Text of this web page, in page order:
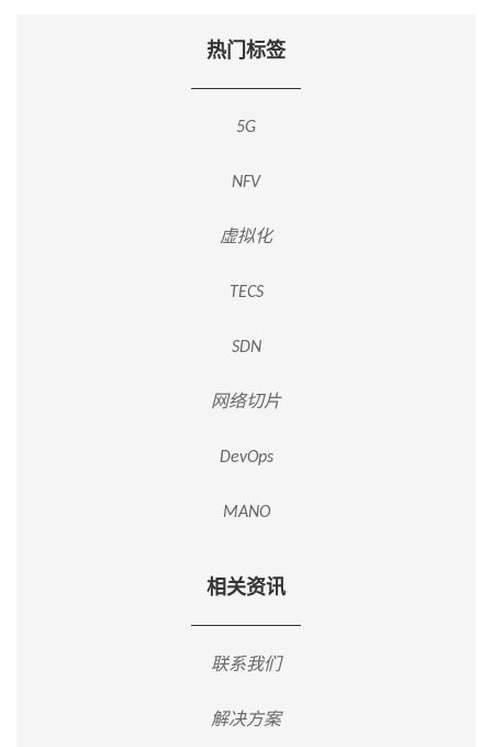
热门标签
5G
NFV
虚拟化
TECS
SDN
网络切片
DevOps
MANO
相关资讯
联系我们
解决方案